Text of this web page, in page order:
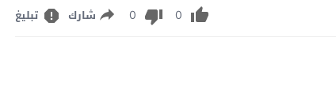
0
0 شارك تبليغ